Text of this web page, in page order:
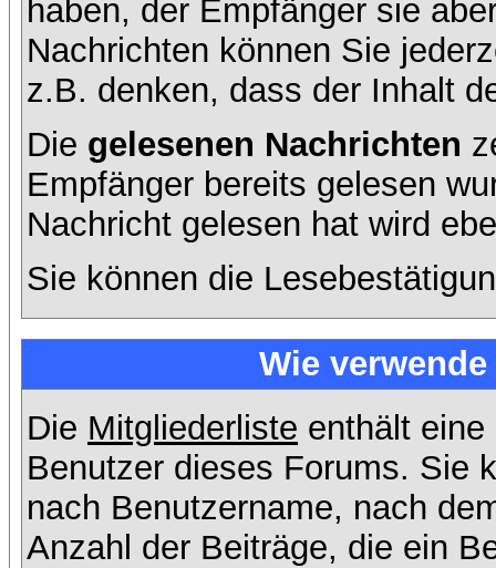
haben, der Empfänger sie
Nachrichten können Sie
z.B. denken, dass der Inhalt
Die gelesenen Nachrichten
Empfänger bereits gelesen
Nachricht gelesen hat wird
Sie können die
Wie
Die Mitgliederliste enthält
Benutzer dieses Forums. Sie
nach Benutzername, nach
Anzahl der Beiträge, die ein